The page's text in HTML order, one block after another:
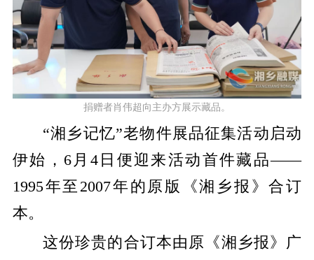
捐赠者肖伟超向主办方展示藏品。
“湘乡记忆”老物件展品征集活动启动
伊始，6月4日便迎来活动首件藏品——
1995年至2007年的原版《湘乡报》合订
本。
这份珍贵的合订本由原《湘乡报》广